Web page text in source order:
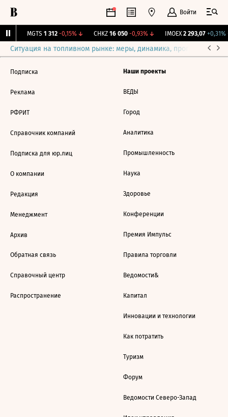
Войти
MGTS 1 312 -0,15%↓ CHKZ 16 050 -0,93%↓ IMOEX 2 293,07 +0,31%
Ситуация на топливном рынке: меры, динамика, прогнозы
Подписка
Реклама
РФРИТ
Справочник компаний
Подписка для юр.лиц
О компании
Редакция
Менеджмент
Архив
Обратная связь
Справочный центр
Распространение
Наши проекты
ВЕДЫ
Город
Аналитика
Промышленность
Наука
Здоровье
Конференции
Премия Импульс
Правила торговли
Ведомости&
Капитал
Инновации и технологии
Как потратить
Туризм
Форум
Ведомости Северо-Запад